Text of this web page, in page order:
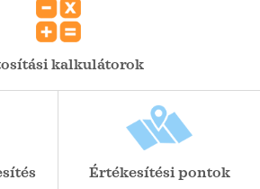
kalkulátorok
Értékesítési pontok